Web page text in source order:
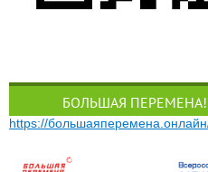
БОЛЬШАЯ
https://